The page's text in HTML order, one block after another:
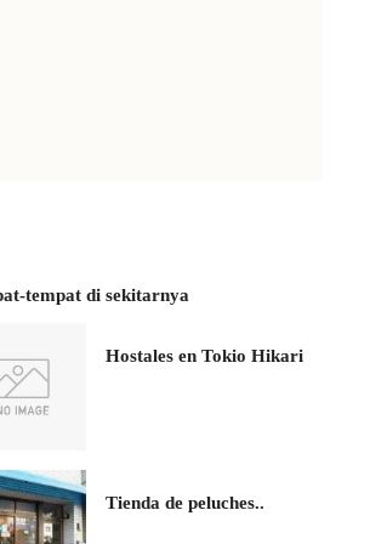
tempat di sekitarnya
Hostales en Tokio Hikari
Tienda de peluches..